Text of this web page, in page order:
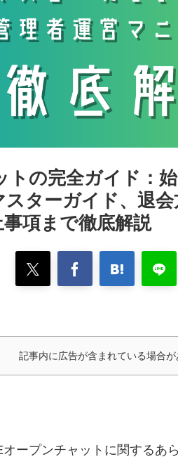
の完全ガイド：始
ターガイド、退
項まで徹底解説
記事内に広告が含まれている場合が
ープンチャットに関するあ